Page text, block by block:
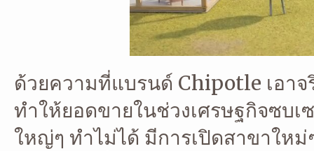
ด้วยความที่แบรนด์ Chipotle เอาจ
ทำให้ยอดขายในช่วงเศรษฐกิจซบ
ใหญ่ๆ ทำไม่ได้ มีการเปิดสาขาใหม่